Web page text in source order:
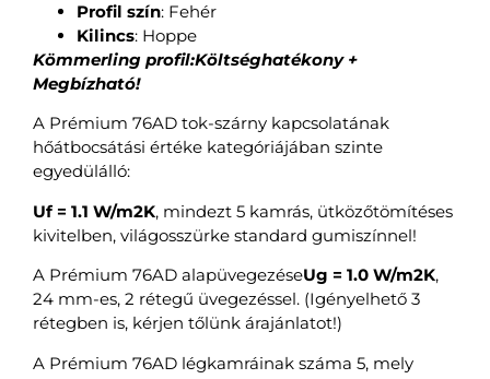
Profil szín: Fehér
Kilincs: Hoppe
Kömmerling profil:Költséghatékony +
Megbízható!
A Prémium 76AD tok-szárny kapcsolatának
hőátbocsátási értéke kategóriájában szinte
egyedülálló:
Uf = 1.1 W/m2K, mindezt 5 kamrás, ütközőtömítéses
kivitelben, világosszürke standard gumiszínnel!
A Prémium 76AD alapüvegezéseUg = 1.0 W/m2K,
24 mm-es, 2 rétegű üvegezéssel. (Igényelhető 3
rétegben is, kérjen tőlünk árajánlatot!)
A Prémium 76AD légkamráinak száma 5, mely